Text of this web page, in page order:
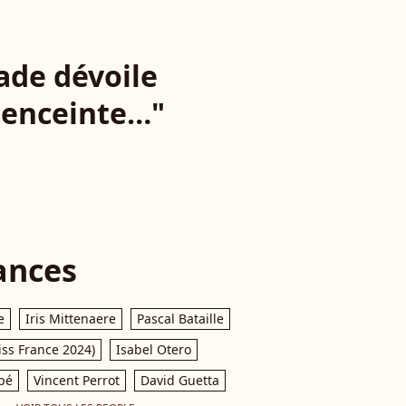
dévoile
enceinte…"
Iris Mittenaere
Pascal Bataille
France 2024)
Isabel Otero
Vincent Perrot David Guetta